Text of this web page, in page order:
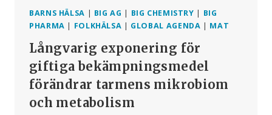
BARNS HÄLSA | BIG AG | BIG CHEMISTRY | BIG
PHARMA | FOLKHÄLSA | GLOBAL AGENDA | MAT
Långvarig exponering för
giftiga bekämpningsmedel
förändrar tarmens mikrobiom
och metabolism